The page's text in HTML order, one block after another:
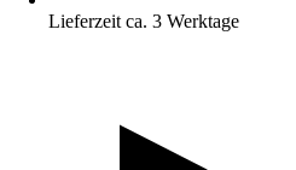
Lieferzeit ca. 3 Werktage